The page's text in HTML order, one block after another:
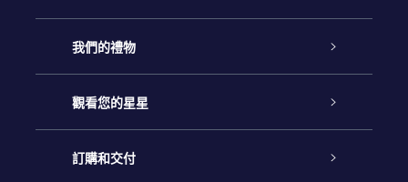
客戶服務
聯繫我們
博客
我們的禮物
Online Star禮物
OSR禮物包
觀看您的星星
星星注册
訂購和交付